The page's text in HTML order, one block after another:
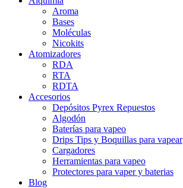
Aroma
Bases
Moléculas
Nicokits
Atomizadores
RDA
RTA
RDTA
Accesorios
Depósitos Pyrex Repuestos
Algodón
Baterías para vapeo
Drips Tips y Boquillas para vapear
Cargadores
Herramientas para vapeo
Protectores para vaper y baterias
Blog